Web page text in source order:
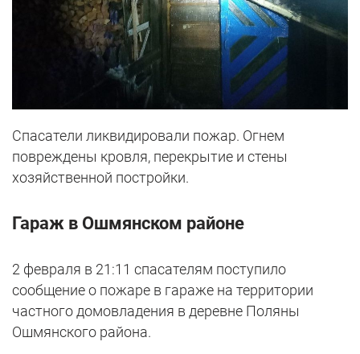
Спасатели ликвидировали пожар. Огнем
повреждены кровля, перекрытие и стены
хозяйственной постройки.
Гараж в Ошмянском районе
2 февраля в 21:11 спасателям поступило
сообщение о пожаре в гараже на территории
частного домовладения в деревне Поляны
Ошмянского района.